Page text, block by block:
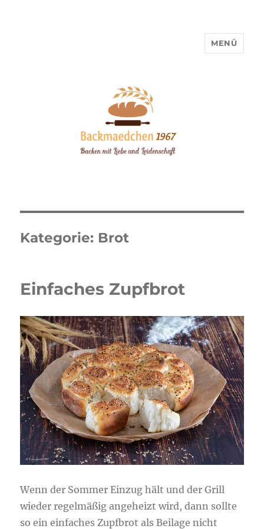
MENÜ
Kategorie: Brot
Einfaches Zupfbrot
Wenn der Sommer Einzug hält und der Grill
wieder regelmäßig angeheizt wird, dann sollte
so ein einfaches Zupfbrot als Beilage nicht